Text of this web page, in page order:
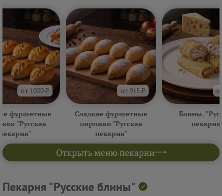
Открыть меню пекарни
от 1020 ₽
фуршетные
"Русская
от 915 ₽
Сладкие фуршетные
пирожки "Русская
пекарня"
Блины.
Пекарня "Русские блины"